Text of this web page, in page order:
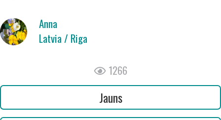
Anna
Latvia / Riga
1266
Jauns